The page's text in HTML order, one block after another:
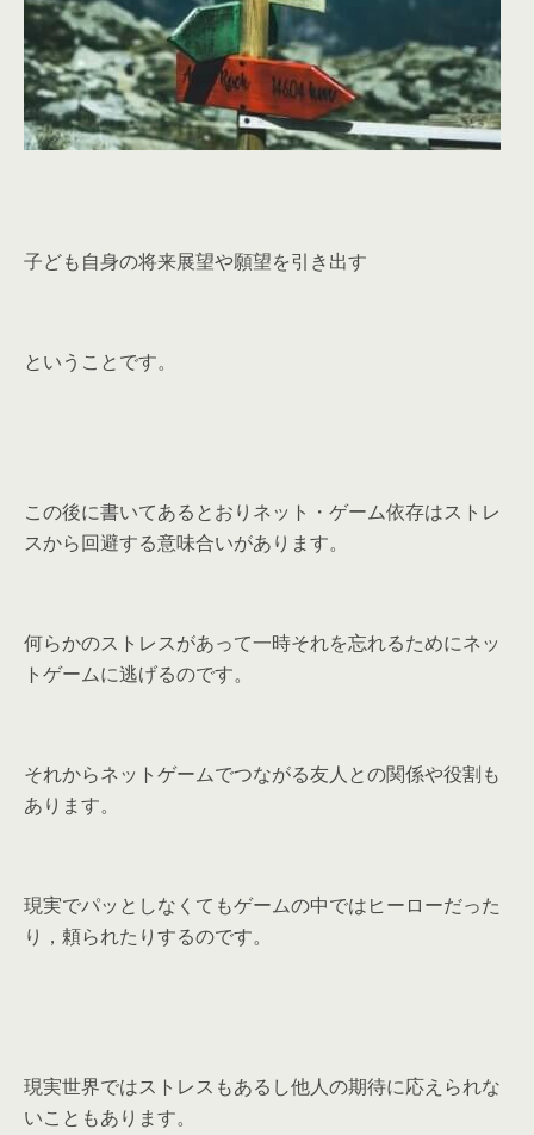
子ども自身の将来展望や願望を引き出す
ということです。
この後に書いてあるとおりネット・ゲーム依存はストレ
スから回避する意味合いがあります。
何らかのストレスがあって一時それを忘れるためにネッ
トゲームに逃げるのです。
それからネットゲームでつながる友人との関係や役割も
あります。
現実でパッとしなくてもゲームの中ではヒーローだった
り，頼られたりするのです。
現実世界ではストレスもあるし他人の期待に応えられな
いこともあります。